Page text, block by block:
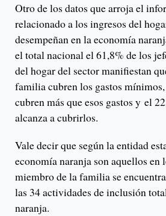
Otro de los datos que arroja el
relacionado a los ingresos del
desempeñan en la economía
el total nacional el 61,8% de los
del hogar del sector manifiestan
familia cubren los gastos
cubren más que esos gastos y el
alcanza a cubrirlos.
Vale decir que según la entidad
economía naranja son aquellos en
miembro de la familia se
las 34 actividades de inclusión
naranja.